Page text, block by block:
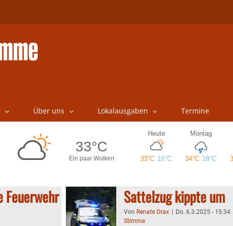
Über uns Lokalausgaben Termine
Feuerwehr
Sattelzug kippte um
Von Renate Drax Do. 6.3.2025 - 15:34
Stimme